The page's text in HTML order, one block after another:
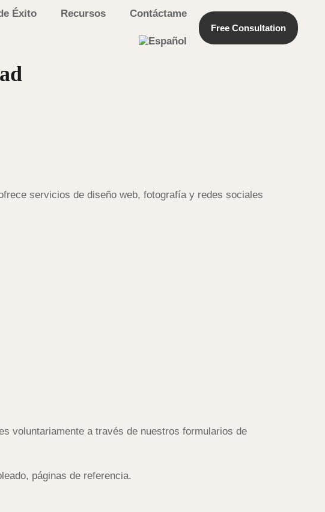
Éxito Recursos Contáctame
Free Consultation
servicios de diseño web, fotografía y redes sociales
voluntariamente a través de nuestros formularios de
páginas de referencia.